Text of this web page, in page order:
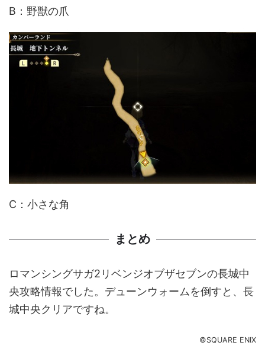
B：野獣の爪
C：小さな角
まとめ
ロマンシングサガ2リベンジオブザセブンの長城中
央攻略情報でした。デューンウォームを倒すと、長
城中央クリアですね。
©SQUARE ENIX